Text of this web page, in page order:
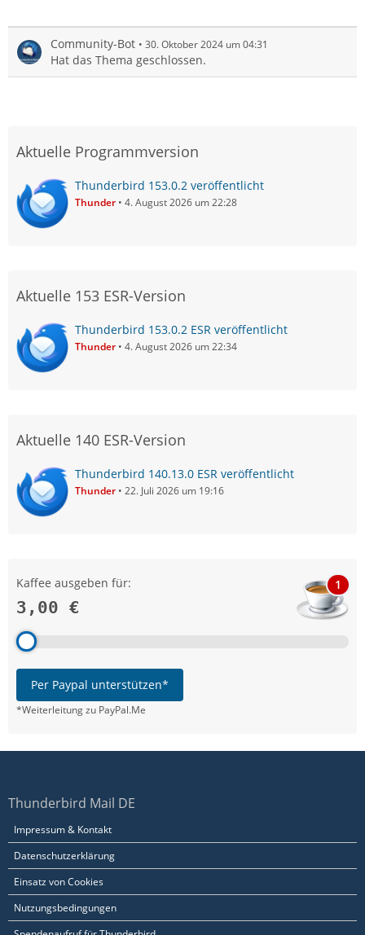
Community-Bot 30. Oktober 2024 um 04:31
Hat das Thema geschlossen.
Aktuelle Programmversion
Thunderbird 153.0.2 veröffentlicht
Thunder 4. August 2026 um 22:28
Aktuelle 153 ESR-Version
Thunderbird 153.0.2 ESR veröffentlicht
Thunder 4. August 2026 um 22:34
Aktuelle 140 ESR-Version
Thunderbird 140.13.0 ESR veröffentlicht
Thunder 22. Juli 2026 um 19:16
Kaffee ausgeben für:
3,00 €
1
Per Paypal unterstützen*
*Weiterleitung zu PayPal.Me
Thunderbird Mail DE
Impressum & Kontakt
Datenschutzerklärung
Einsatz von Cookies
Nutzungsbedingungen